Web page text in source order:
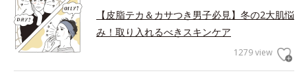
【皮脂テカ＆カサつき男子必見】冬の2大肌悩
み！取り入れるべきスキンケア
1279 view